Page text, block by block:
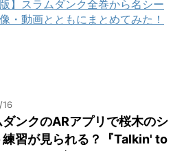
版】スラムダンク全巻から名シー
・動画とともにまとめてみた！
16
ダンクのARアプリで桜木のシ
練習が見られる？『Talkin' to